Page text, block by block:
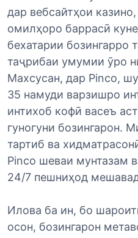
дар вебсайтҳои
омилҳоро баррасӣ
бехатарии бозингарро
таҷрибаи умумии ӯро
Махсусан, дар Pinco,
35 намуди варзишро
интихоб кофӣ васеъ
гуногуни бозингарон.
тартиб ва
Pinco шеваи мунтазам
24/7 пешниҳод
Илова ба ин, бо
осон, бозингарон